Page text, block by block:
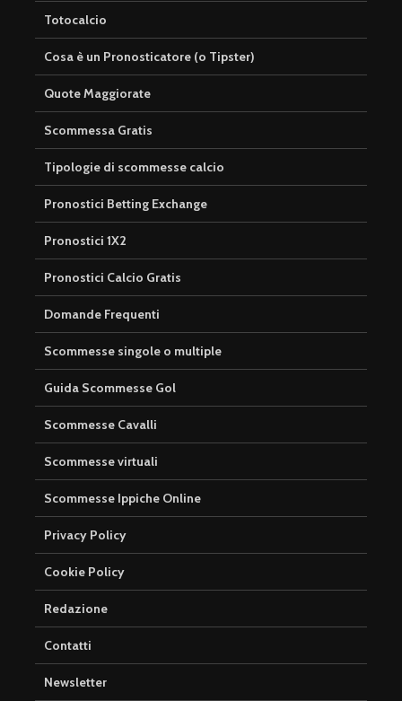
Totocalcio
Cosa è un Pronosticatore (o Tipster)
Quote Maggiorate
Scommessa Gratis
Tipologie di scommesse calcio
Pronostici Betting Exchange
Pronostici 1X2
Pronostici Calcio Gratis
Domande Frequenti
Scommesse singole o multiple
Guida Scommesse Gol
Scommesse Cavalli
Scommesse virtuali
Scommesse Ippiche Online
Privacy Policy
Cookie Policy
Redazione
Contatti
Newsletter